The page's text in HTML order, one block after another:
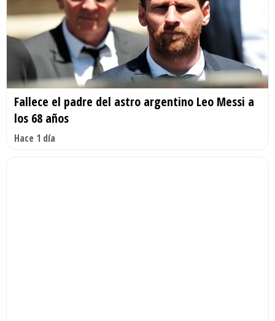
Fallece el padre del astro argentino Leo Messi a
los 68 años
Hace 1 día